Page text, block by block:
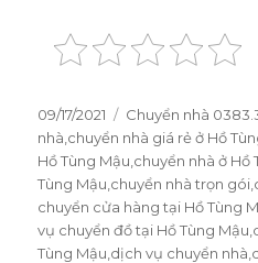
Đăng
vào
ngày
09/17/2021
Danh
mục
Chuyển nhà
nhà chuyển nhà giá rẻ ở Hồ
Hồ Tùng Mậu chuyển nhà ở Hồ
Tùng Mậu chuyển nhà trọn gói
chuyển cửa hàng tại Hồ Tùng
vụ chuyển đồ tại Hồ Tùng Mậu
Tùng Mậu dịch vụ chuyển nhà